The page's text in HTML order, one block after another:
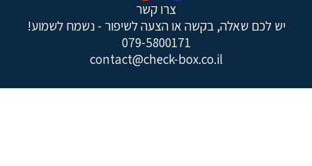
צרו קשר
יש לכם שאלה, בקשה או הצעה לשיפור - נשמח לשמוע!
079-5800171
contact@check-box.co.il